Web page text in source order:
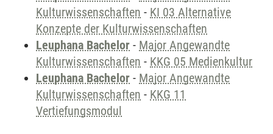
Kulturwissenschaften - KI 03 Alternative
Konzepte der Kulturwissenschaften
Leuphana Bachelor - Major Angewandte
Kulturwissenschaften - KKG 05 Medienkultur
Leuphana Bachelor - Major Angewandte
Kulturwissenschaften - KKG 11
Vertiefungsmodul